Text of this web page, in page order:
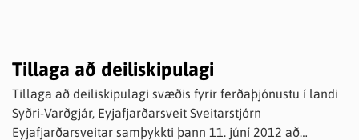
Tillaga að deiliskipulagi
Tillaga að deiliskipulagi svæðis fyrir ferðaþjónustu í landi
Syðri-Varðgjár, Eyjafjarðarsveit Sveitarstjórn
Eyjafjarðarsveitar samþykkti þann 11. júní 2012 að